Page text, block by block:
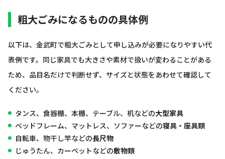
粗大ごみになるものの具体例
以下は、金武町で粗大ごみとして申し込みが必要になりやすい代
表例です。同じ家具でも大きさや素材で扱いが変わることがある
ため、品目名だけで判断せず、サイズと状態をあわせて確認して
ください。
タンス、食器棚、本棚、テーブル、机などの大型家具
ベッドフレーム、マットレス、ソファーなどの寝具・座具類
自転車、物干し竿などの長尺物
じゅうたん、カーペットなどの敷物類